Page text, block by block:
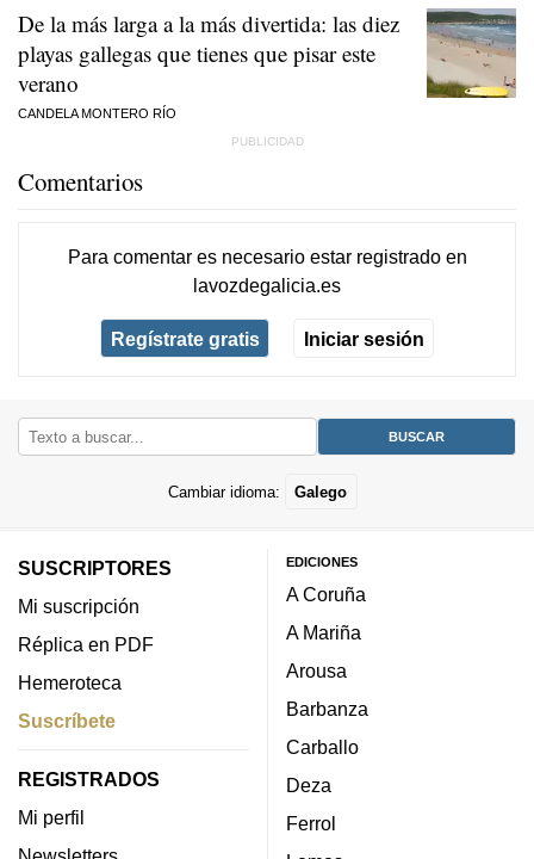
De la más larga a la más divertida: las diez
playas gallegas que tienes que pisar este
verano
CANDELA MONTERO RÍO
Comentarios
Para comentar es necesario estar registradoen
lavozdegalicia.es
Regístrate gratis Iniciar sesión
Cambiar idioma: Galego
SUSCRIPTORES
Mi suscripción
Réplica en PDF
Hemeroteca
Suscríbete
REGISTRADOS
Mi perfil
EDICIONES
A Coruña
A Mariña
Arousa
Barbanza
Carballo
Deza
Ferrol